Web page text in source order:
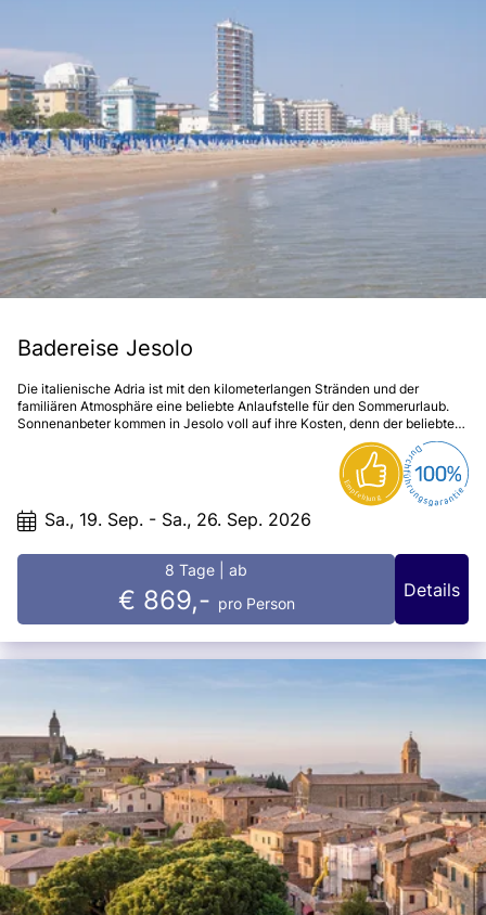
Badereise Jesolo
Die italienische Adria ist mit den kilometerlangen Stränden und der
familiären Atmosphäre eine beliebte Anlaufstelle für den Sommerurlaub.
Sonnenanbeter kommen in Jesolo voll auf ihre Kosten, denn der beliebte
Sa., 19. Sep. - Sa., 26. Sep. 2026
8 Tage | ab
€ 869,- pro Person
Details